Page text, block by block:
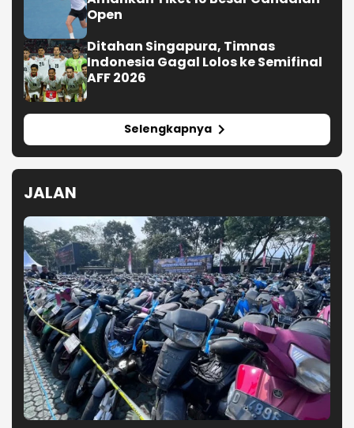
Open
Ditahan Singapura, Timnas
Indonesia Gagal Lolos ke Semifinal
AFF 2026
Selengkapnya
JALAN